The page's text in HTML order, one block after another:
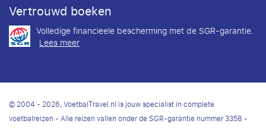
Vertrouwd boeken
Volledige financieele bescherming met de SGR-garantie.
Lees meer
© 2004 - 2026, VoetbalTravel.nl is jouw specialist in complete
voetbalreizen - Alle reizen vallen onder de SGR-garantie nummer 3358 -